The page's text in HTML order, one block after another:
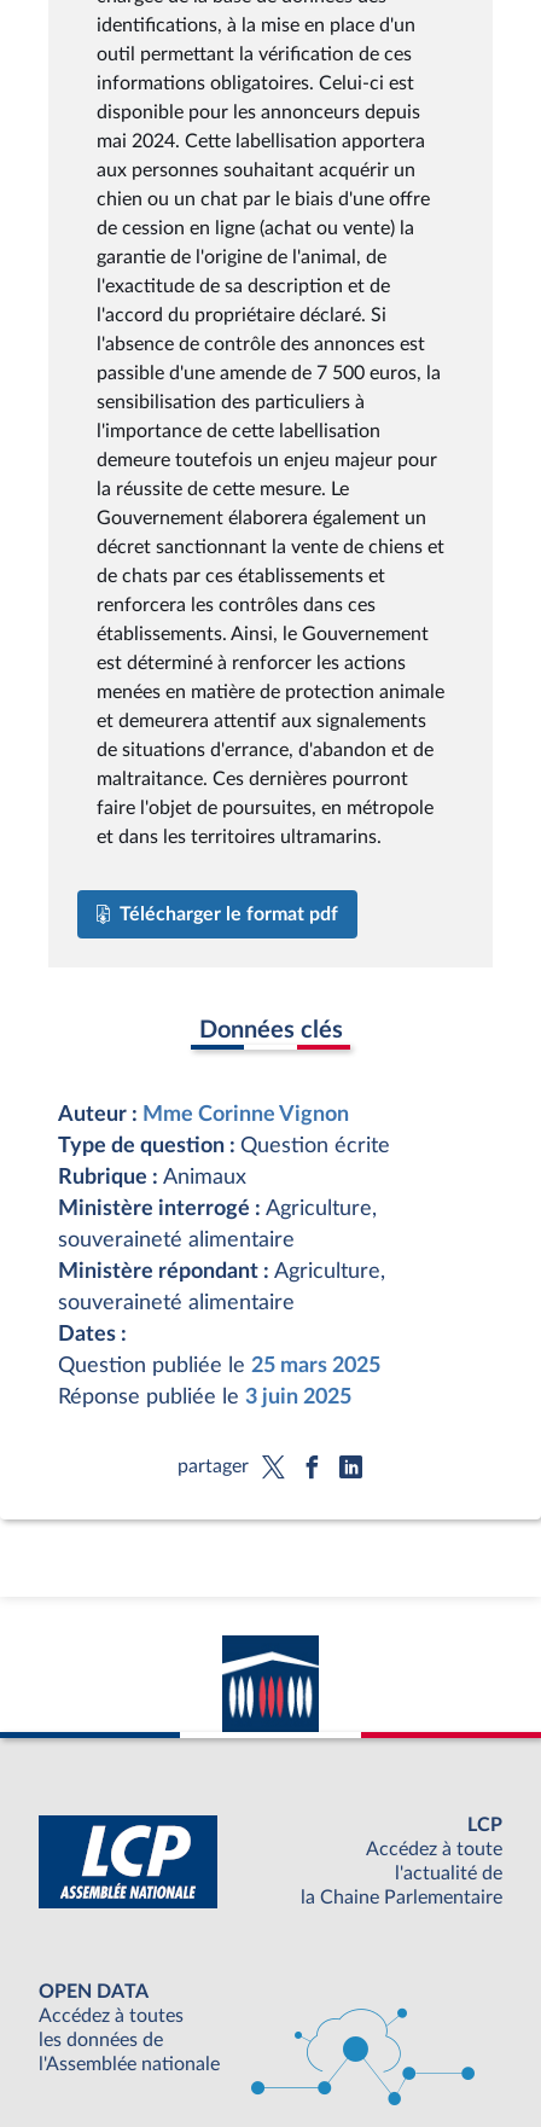
identifications, à la mise en place d'un
outil permettant la vérification de ces
informations obligatoires. Celui-ci est
disponible pour les annonceurs depuis
mai 2024. Cette labellisation apportera
aux personnes souhaitant acquérir un
chien ou un chat par le biais d'une offre
de cession en ligne (achat ou vente) la
garantie de l'origine de l'animal, de
l'exactitude de sa description et de
l'accord du propriétaire déclaré. Si
l'absence de contrôle des annonces est
passible d'une amende de 7 500 euros, la
sensibilisation des particuliers à
l'importance de cette labellisation
demeure toutefois un enjeu majeur pour
la réussite de cette mesure. Le
Gouvernement élaborera également un
décret sanctionnant la vente de chiens et
de chats par ces établissements et
renforcera les contrôles dans ces
établissements. Ainsi, le Gouvernement
est déterminé à renforcer les actions
menées en matière de protection animale
et demeurera attentif aux signalements
de situations d'errance, d'abandon et de
maltraitance. Ces dernières pourront
faire l'objet de poursuites, en métropole
et dans les territoires ultramarins.
Télécharger le format pdf
Données clés
Auteur : Mme Corinne Vignon
Type de question : Question écrite
Rubrique : Animaux
Ministère interrogé : Agriculture,
souveraineté alimentaire
Ministère répondant : Agriculture,
souveraineté alimentaire
Dates :
Question publiée le 25 mars 2025
Réponse publiée le 3 juin 2025
partager
LCP
Accédez à toute
l'actualité de
la Chaine Parlementaire
OPEN DATA
Accédez à toutes
les données de
l'Assemblée nationale